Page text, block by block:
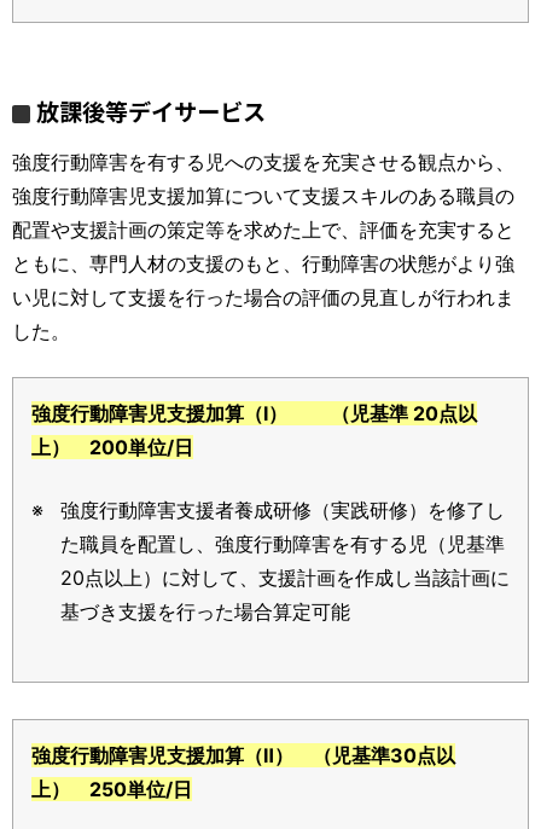
放課後等デイサービス
強度行動障害を有する児への支援を充実させる観点から、
強度行動障害児支援加算について支援スキルのある職員の
配置や支援計画の策定等を求めた上で、評価を充実すると
ともに、専門人材の支援のもと、行動障害の状態がより強
い児に対して支援を行った場合の評価の見直しが行われま
した。
強度行動障害児支援加算（Ⅰ） （児基準 20点以
上） 200単位/日
強度行動障害支援者養成研修（実践研修）を修了し
た職員を配置し、強度行動障害を有する児（児基準
20点以上）に対して、支援計画を作成し当該計画に
基づき支援を行った場合算定可能
強度行動障害児支援加算（Ⅱ） （児基準30点以
上） 250単位/日